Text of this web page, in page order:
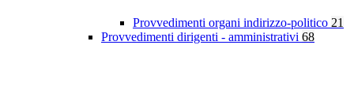
Provvedimenti organi indirizzo-politico 21
Provvedimenti dirigenti - amministrativi 68